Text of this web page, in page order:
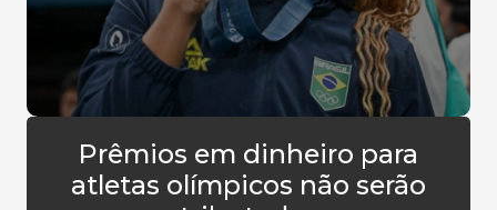
Prêmios em dinheiro para
atletas olímpicos não serão